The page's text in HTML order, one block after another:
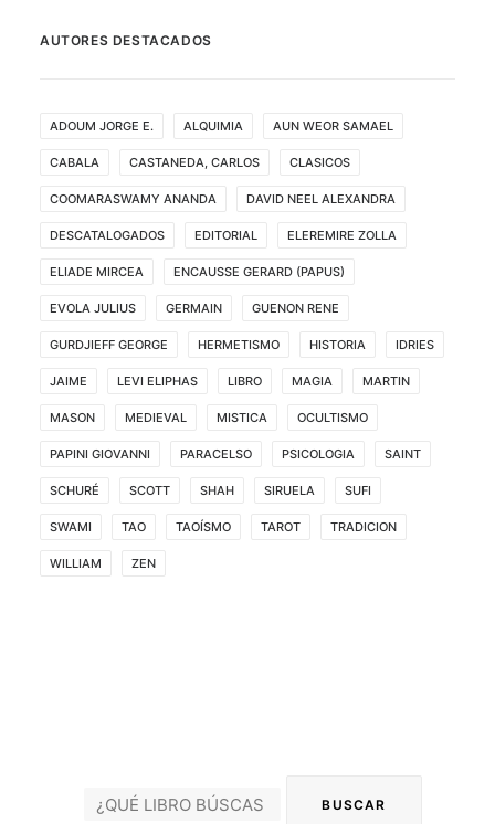
AUTORES DESTACADOS
ADOUM JORGE E. ALQUIMIA AUN WEOR SAMAEL
CABALA CASTANEDA, CARLOS CLASICOS
COOMARASWAMY ANANDA DAVID NEEL ALEXANDRA
DESCATALOGADOS EDITORIAL ELEREMIRE ZOLLA
ELIADE MIRCEA ENCAUSSE GERARD (PAPUS)
EVOLA JULIUS GERMAIN GUENON RENE
GURDJIEFF GEORGE HERMETISMO HISTORIA IDRIES
JAIME LEVI ELIPHAS LIBRO MAGIA MARTIN
MASON MEDIEVAL MISTICA OCULTISMO
PAPINI GIOVANNI PARACELSO PSICOLOGIA SAINT
SCHURÉ SCOTT SHAH SIRUELA SUFI
SWAMI TAO TAOÍSMO TAROT TRADICION
WILLIAM ZEN